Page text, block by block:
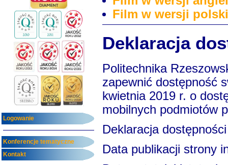
Logowanie
Konferencje tematyczne
Kontakt
Film w wersji
Deklaracja
Politechnika
zapewnić dostępność
kwietnia 2019 r. o
mobilnych podmiotów
Deklaracja
Data publikacji strony